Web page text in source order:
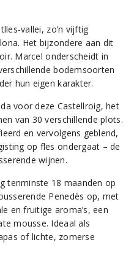
vallei, zo’n vijftig
Het bijzondere aan dit
Marcel onderscheidt in
bodemsoorten
hun eigen karakter.
voor deze Castellroig, het
van 30 verschillende plots.
en vervolgens geblend,
op fles ondergaat – de
wijnen.
tenminste 18 maanden op
Penedès op, met
en fruitige aroma’s, een
mousse. Ideaal als
of lichte, zomerse